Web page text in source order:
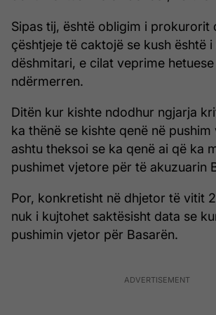
Sipas tij, është obligim i prokurorit
çështjeje të caktojë se kush është
dëshmitari, e cilat veprime
ndërmerren.
Ditën kur kishte ndodhur ngjarja
ka thënë se kishte qenë në
ashtu theksoi se ka qenë ai që ka
pushimet vjetore për të akuzuarin
Por, konkretisht në dhjetor të vitit
nuk i kujtohet saktësisht data se
pushimin vjetor për Basarën.